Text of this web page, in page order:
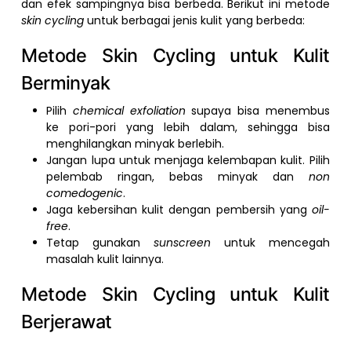
dan efek sampingnya bisa berbeda. Berikut ini metode
skin cycling untuk berbagai jenis kulit yang berbeda:
Metode Skin Cycling untuk Kulit
Berminyak
Pilihchemical exfoliation supaya bisa menembus
ke pori-pori yang lebih dalam, sehingga bisa
menghilangkan minyak berlebih.
Jangan lupa untuk menjaga kelembapan kulit. Pilih
pelembab ringan, bebas minyak dan non
comedogenic.
Jaga kebersihan kulit dengan pembersih yang oil-
free.
Tetap gunakan sunscreen untuk mencegah
masalah kulit lainnya.
Metode Skin Cycling untuk Kulit
Berjerawat